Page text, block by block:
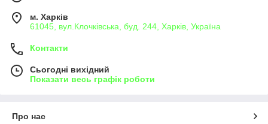
м. Харків
61045, вул.Клочківська, буд. 244, Харків, Україна
Контакти
Сьогодні вихідний
Показати весь графік роботи
Про нас